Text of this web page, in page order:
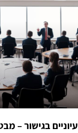
בגישור –